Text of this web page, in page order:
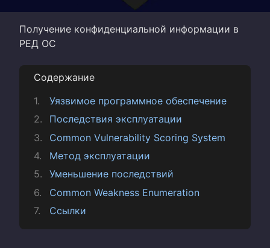
Получение конфиденциальной информации в
РЕД ОС
Содержание
Уязвимое программное обеспечение
Последствия эксплуатации
Common Vulnerability Scoring System
Метод эксплуатации
Уменьшение последствий
Common Weakness Enumeration
Ссылки